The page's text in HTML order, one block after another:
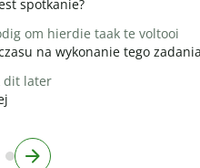
spotkanie?
om hierdie taak te voltooi
na wykonanie tego zadania
dit later